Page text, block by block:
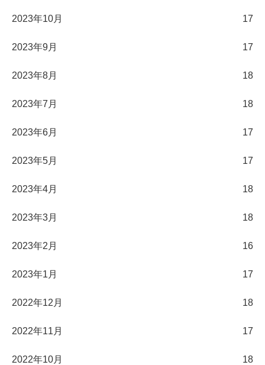
2023年10月 17
2023年9月 17
2023年8月 18
2023年7月 18
2023年6月 17
2023年5月 17
2023年4月 18
2023年3月 18
2023年2月 16
2023年1月 17
2022年12月 18
2022年11月 17
2022年10月 18